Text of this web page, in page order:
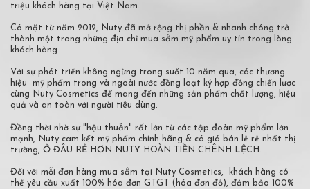
triệu khách hàng tại Việt Nam.
Có mặt từ năm 2012, Nuty đã mở rộng thị phần & nhanh chóng trở
thành một trong những địa chỉ mua sắm mỹ phẩm uy tín trong lòng
khách hàng
Với sự phát triển không ngừng trong suốt 10 năm qua, các thương
hiệu mỹ phẩm trong và ngoài nước đồng loạt ký hợp đồng chiến lược
cùng Nuty Cosmetics để mang đến những sản phẩm chất lượng, hiệu
quả và an toàn với người tiêu dùng.
Đồng thời nhờ sự "hậu thuẫn" rất lớn từ các tập đoàn mỹ phẩm lớn
mạnh, Nuty cam kết mỹ phẩm chính hãng & có giá bán lẻ rẻ nhất thị
trường, Ở ĐÂU RẺ HƠN NUTY HOÀN TIỀN CHÊNH LỆCH.
Đối với mỗi đơn hàng mua sắm tại Nuty Cosmetics, khách hàng có
thể yêu cầu xuất 100% hóa đơn GTGT (hóa đơn đỏ), đảm bảo 100%